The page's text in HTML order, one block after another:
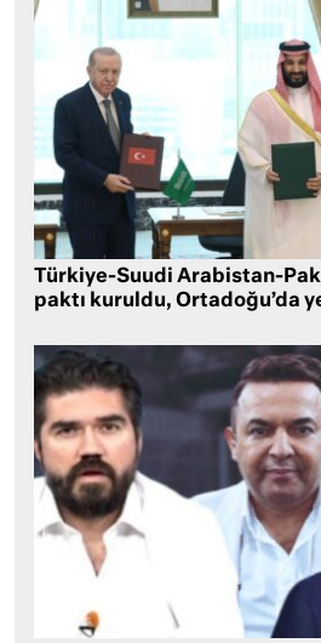
Türkiye-Suudi Arabistan-
paktı kuruldu, Ortadoğu’da